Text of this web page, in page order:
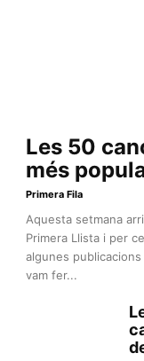
Les 50
més
Primera Fila
Aquesta setmana
Primera Llista i per
algunes
vam fer...